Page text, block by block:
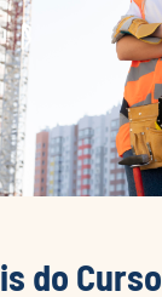
do Curso